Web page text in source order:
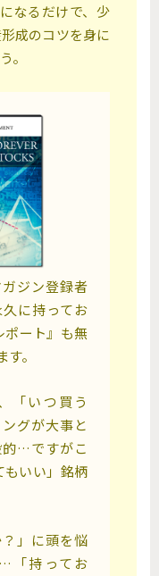
なるだけで、少
成のコツを身に
。
ジン登録者
に持ってお
ポート』も無
。
「いつ買う
グが大事と
的…ですがこ
もいい」銘柄
」に頭を悩
「持ってお